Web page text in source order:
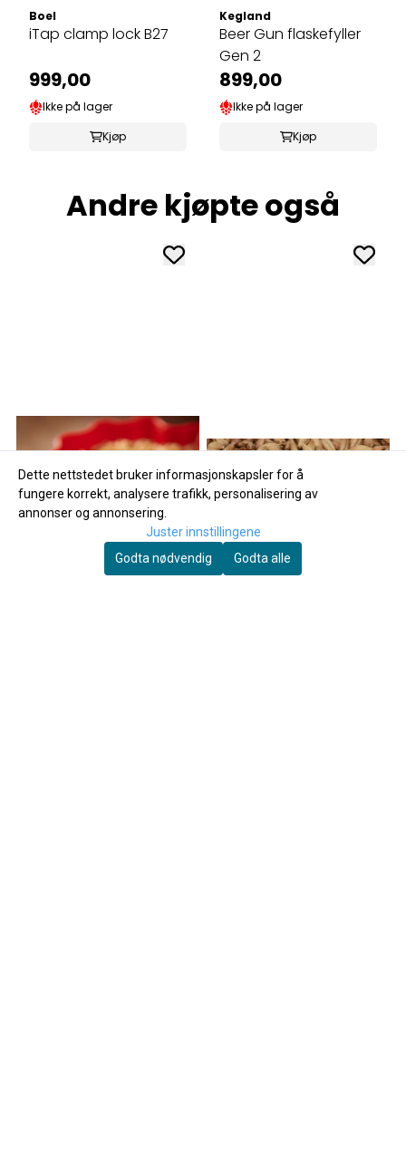
Boel
iTap clamp lock B27
999,00
Ikke på lager
Kjøp
Kegland
Beer Gun flaskefyller
Gen 2
899,00
Ikke på lager
Kjøp
Andre kjøpte også
Dette nettstedet bruker informasjonskapsler for å
fungere korrekt, analysere trafikk, personalisering av
annonser og annonsering.
Juster innstillingene
Godta nødvendig
Godta alle